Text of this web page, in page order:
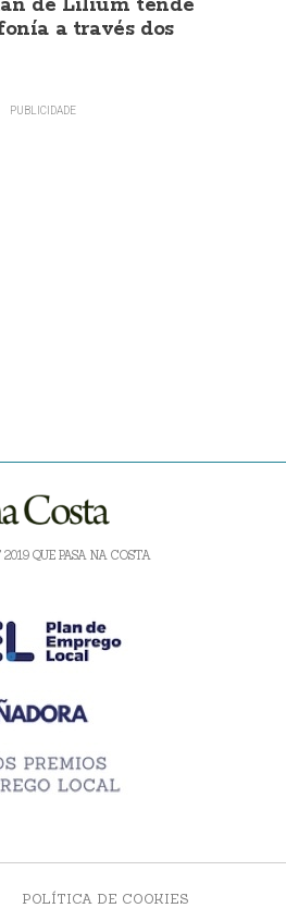
a través dos
QUE PASA NA COSTA
POLÍTICA DE COOKIES